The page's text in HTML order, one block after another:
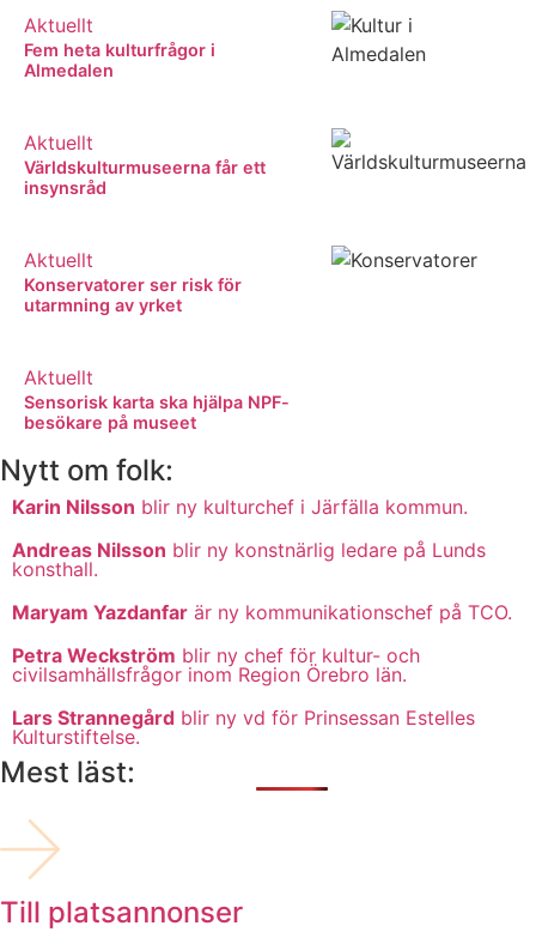
Aktuellt
Fem heta kulturfrågor i
Almedalen
Aktuellt
Världskulturmuseerna får ett
insynsråd
Aktuellt
Konservatorer ser risk för
utarmning av yrket
Aktuellt
Sensorisk karta ska hjälpa NPF-
besökare på museet
Nytt om folk:
Karin Nilsson blir ny kulturchef i Järfälla kommun.
Andreas Nilsson blir ny konstnärlig ledare på Lunds
konsthall.
Maryam Yazdanfar är ny kommunikationschef på TCO.
Petra Weckström blir ny chef för kultur- och
civilsamhällsfrågor inom Region Örebro län.
Lars Strannegård blir ny vd för Prinsessan Estelles
Kulturstiftelse.
Mest läst:
Till platsannonser